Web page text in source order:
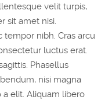
velit turpis,
sit amet nisi.
tempor nibh. Cras arcu
luctus erat.
Phasellus
nisi magna
a elit. Aliquam libero